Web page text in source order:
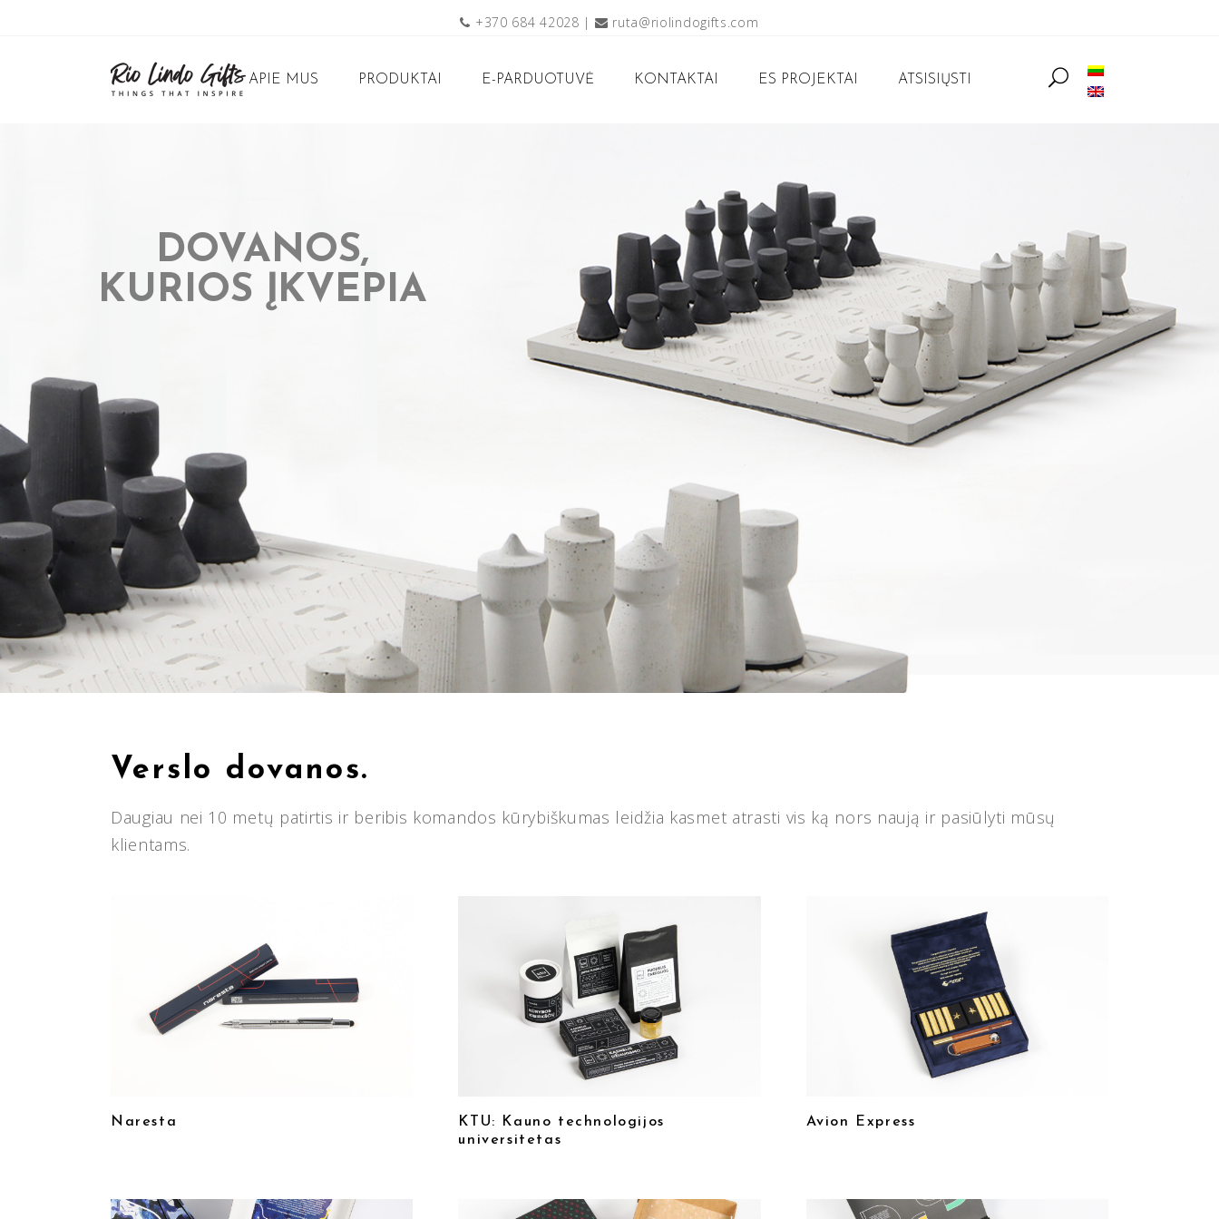
+370 684 42028 | ruta@riolindogifts.com
APIE MUS PRODUKTAI E-PARDUOTUVĖ KONTAKTAI ES PROJEKTAI ATSISIŲSTI
Verslo dovanos.
Daugiau nei 10 metų patirtis ir beribis komandos kūrybiškumas leidžia kasmet atrasti vis ką nors naują ir pasiūlyti mūsų
klientams.
Naresta
KTU: Kauno technologijos
universitetas
Avion Express